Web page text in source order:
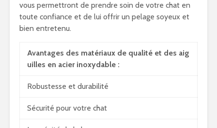
vous permettront de prendre soin de votre chat en
toute confiance et de lui offrir un pelage soyeux et
bien entretenu.
Avantages des matériaux de qualité et des aig
uilles en acier inoxydable :
Robustesse et durabilité
Sécurité pour votre chat